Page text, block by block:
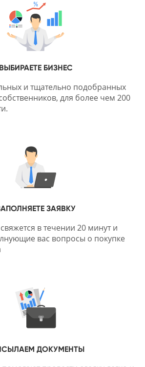
ВЫБИРАЕТЕ БИЗНЕС
и тщательно подобранных
для более чем 200
ЗАЯВКУ
в течении 20 минут и
вас вопросы о покупке
ДОКУМЕНТЫ